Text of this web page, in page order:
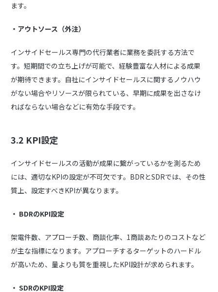
ます。
・アウトソース（外注）
インサイドセールス専門の代行業者に業務を委託する方法で
す。短期間での立ち上げが可能で、経験豊富な人材による成果
が期待できます。自社にインサイドセールスに関するノウハウ
がない場合やリソースが限られている、早期に成果を出さなけ
ればならない場合などに有効な手段です。
3.2 KPI設定
インサイドセールスの活動が成果に繋がっているかを測るため
には、適切なKPIの設定が不可欠です。BDRとSDRでは、その性
質上、設定すべきKPIが異なります。
・ BDRのKPI設定
架電件数、アプローチ数、商談化率、1商談あたりのコストなど
が主な指標になります。アプローチするターゲットのハードル
が高いため、量よりも質を重視したKPI設計が求められます。
・ SDRのKPI設定